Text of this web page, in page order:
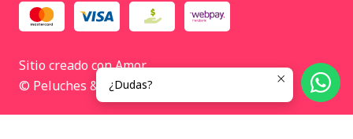
Sitio creado con Amor
© Peluches & Amor 2026 🤍
¿Dudas?